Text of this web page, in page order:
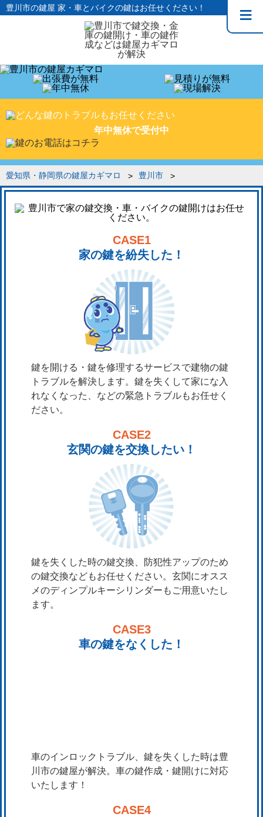
豊川市の鍵屋 家・車とバイクの鍵はお任せください！
年中無休で受付中
愛知県・静岡県の鍵屋カギマロ 豊川市
CASE1
家の鍵を紛失した！
鍵を開ける・鍵を修理するサービスで建物の鍵
トラブルを解決します。鍵を失くして家にな入
れなくなった、などの緊急トラブルもお任せく
ださい。
CASE2
玄関の鍵を交換したい！
鍵を失くした時の鍵交換、防犯性アップのため
の鍵交換などもお任せください。玄関にオスス
メのディンプルキーシリンダーもご用意いたし
ます。
CASE3
車の鍵をなくした！
車のインロックトラブル、鍵を失くした時は豊
川市の鍵屋が解決。車の鍵作成・鍵開けに対応
いたします！
CASE4